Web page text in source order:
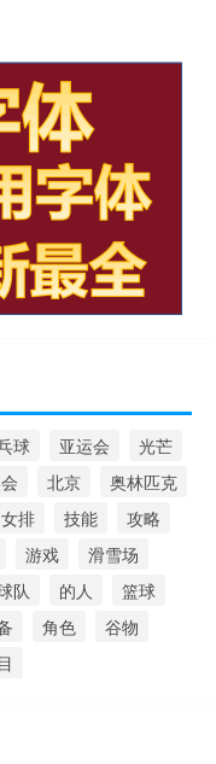
球 亚运会
光芒
北京
奥林匹克
女排 技能
攻略
游戏
滑雪场
队 的人
篮球
角色
谷物